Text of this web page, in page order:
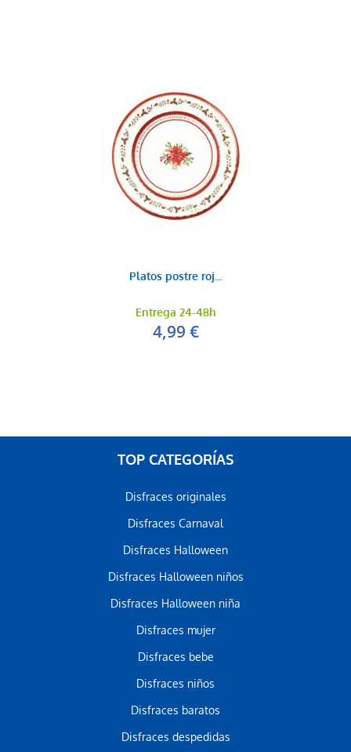
Platos postre roj...
Entrega 24-48h
4,99 €
TOP CATEGORÍAS
Disfraces originales
Disfraces Carnaval
Disfraces Halloween
Disfraces Halloween niños
Disfraces Halloween niña
Disfraces mujer
Disfraces bebe
Disfraces niños
Disfraces baratos
Disfraces despedidas